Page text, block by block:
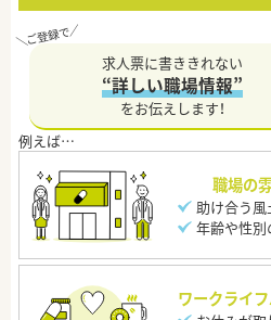
求人票に書ききれない
“詳しい職場情報”
をお伝えします！
職場の
助け合う風
年齢や性
ワークライ